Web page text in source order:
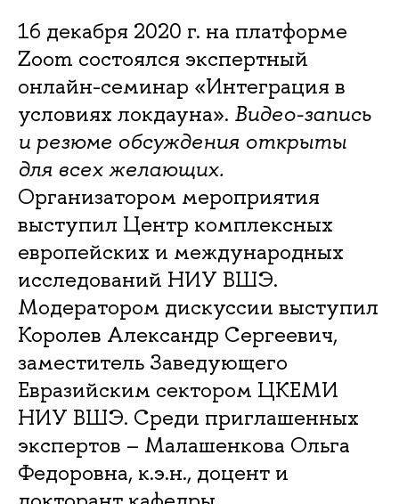
16 декабря 2020 г. на платформе
Zoom состоялся экспертный
онлайн-семинар «Интеграция в
условиях локдауна». Видео-запись
и резюме обсуждения открыты
для всех желающих.
Организатором мероприятия
выступил Центр комплексных
европейских и международных
исследований НИУ ВШЭ.
Модератором дискуссии выступил
Королев Александр Сергеевич,
заместитель Заведующего
Евразийским сектором ЦКЕМИ
НИУ ВШЭ. Среди приглашенных
экспертов – Малашенкова Ольга
Федоровна, к.э.н., доцент и